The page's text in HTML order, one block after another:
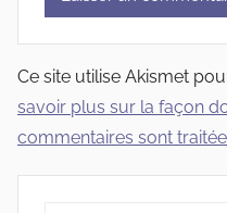
Ce site utilise Akismet
savoir plus sur la façon
commentaires sont